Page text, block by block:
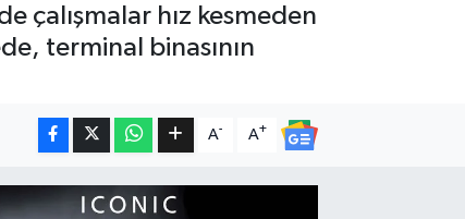
çalışmalar hız kesmeden
terminal binasının
A- A+